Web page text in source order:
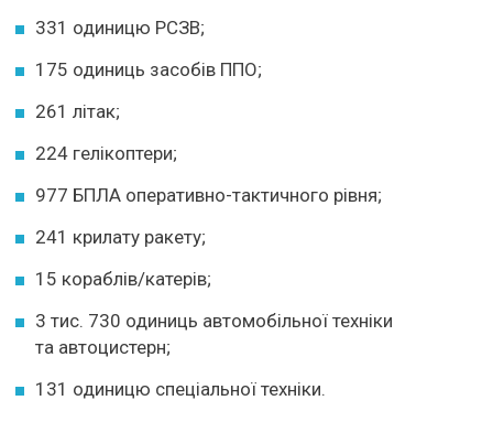
331 одиницю РСЗВ;
175 одиниць засобів ППО;
261 літак;
224 гелікоптери;
977 БПЛА оперативно-тактичного рівня;
241 крилату ракету;
15 кораблів/катерів;
3 тис. 730 одиниць автомобільної техніки
та автоцистерн;
131 одиницю спеціальної техніки.